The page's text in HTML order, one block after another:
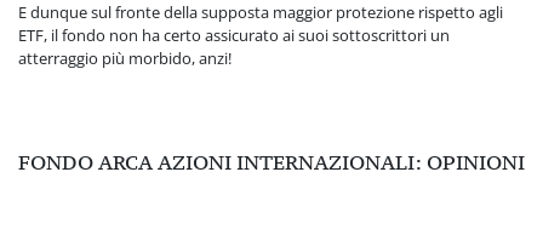
E dunque sul fronte della supposta maggior protezione rispetto agli
ETF, il fondo non ha certo assicurato ai suoi sottoscrittori un
atterraggio più morbido, anzi!
FONDO ARCA AZIONI INTERNAZIONALI: OPINIONI